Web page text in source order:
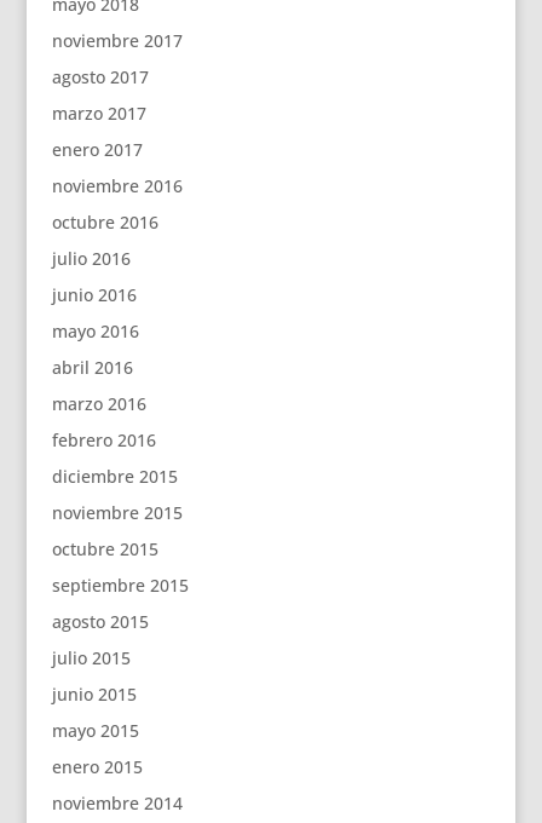
noviembre 2017
agosto 2017
marzo 2017
enero 2017
noviembre 2016
octubre 2016
julio 2016
junio 2016
mayo 2016
abril 2016
marzo 2016
febrero 2016
diciembre 2015
noviembre 2015
octubre 2015
septiembre 2015
agosto 2015
julio 2015
junio 2015
mayo 2015
enero 2015
noviembre 2014